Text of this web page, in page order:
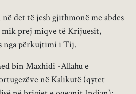
det të jesh gjithmonë me abdes
mik prej miqve të Krijuesit,
nga përkujtimi i Tij.
bin Maxhidi -Allahu e
në Kalikutë (qytet